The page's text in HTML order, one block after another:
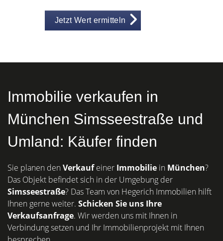
Jetzt Wert ermitteln
Immobilie verkaufen in
München Simsseestraße und
Umland: Käufer finden
Sie planen denVerkaufeiner Immobilie in München?
Das Objekt befindet sich in der Umgebung der
Simsseestraße? Das Team von Hegerich Immobilien hilft
Ihnen gerne weiter. Schicken Sie uns Ihre
Verkaufsanfrage. Wir werden uns mit Ihnen in
Verbindung setzen und Ihr Immobilienprojekt mit Ihnen